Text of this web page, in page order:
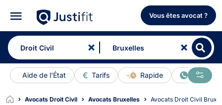
Vous êtes avocat ?
Aide de l'État Tarifs Rapide En ligne
Avocats Droit Civil Avocats Bruxelles Avocats Droit Civil